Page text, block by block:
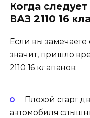
Когда
ВАЗ 2110 16
Если вы
значит, пришло
2110 16 клапанов:
Плохой старт
автомобиля